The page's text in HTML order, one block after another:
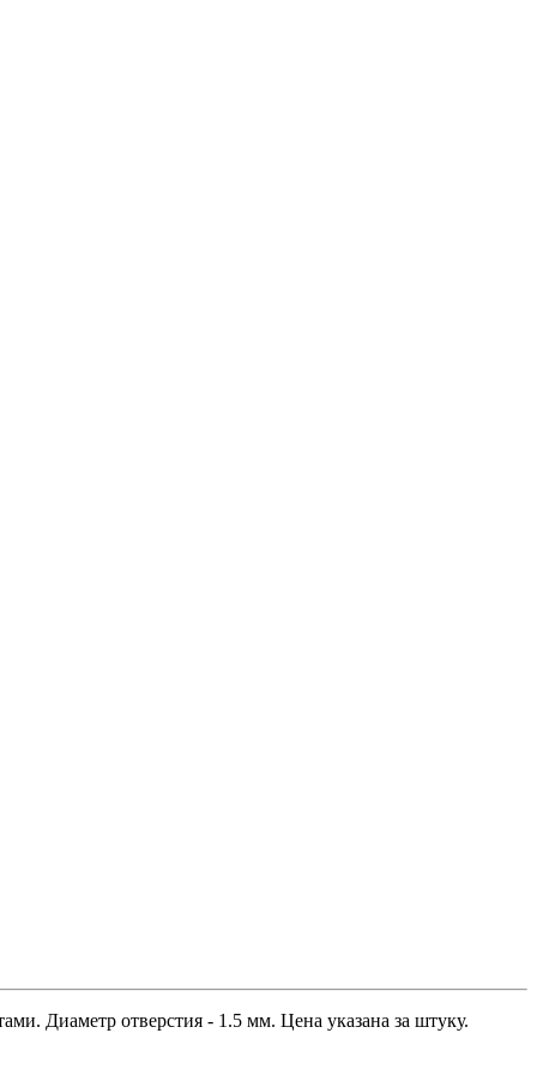
Диаметр отверстия - 1.5 мм. Цена указана за штуку.